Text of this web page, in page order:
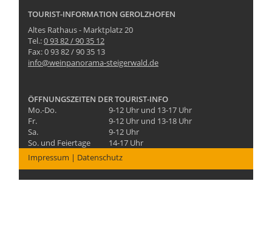
TOURIST-INFORMATION GEROLZHOFEN
Altes Rathaus - Marktplatz 20
Tel.:0 93 82 / 90 35 12
Fax: 0 93 82 / 90 35 13
info@weinpanorama-steigerwald.de
ÖFFNUNGSZEITEN DER TOURIST-INFO
Mo.-Do.
9-12 Uhr und 13-17 Uhr
Fr.
9-12 Uhr und 13-18 Uhr
Sa.
9-12 Uhr
So. und Feiertage
14-17 Uhr
Impressum | Datenschutz